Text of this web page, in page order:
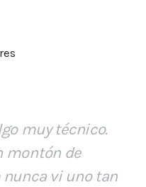
muy técnico.
montón de
nunca vi uno tan